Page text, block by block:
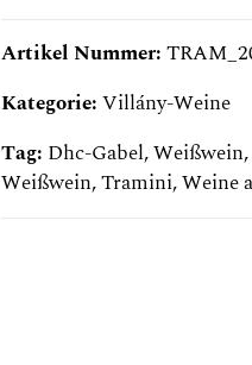
Artikel Nummer:
Kategorie:Villány-Weine
Tag: Dhc-Gabel,Weißwein,
Weißwein,Tramini,Weine